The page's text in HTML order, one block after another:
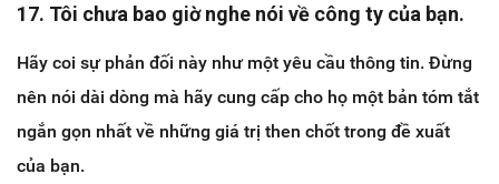
17. Tôi chưa bao giờ nghe nói về công ty của bạn.
Hãy coi sự phản đối này như một yêu cầu thông tin. Đừng
nên nói dài dòng mà hãy cung cấp cho họ một bản tóm tắt
ngắn gọn nhất về những giá trị then chốt trong đề xuất
của bạn.